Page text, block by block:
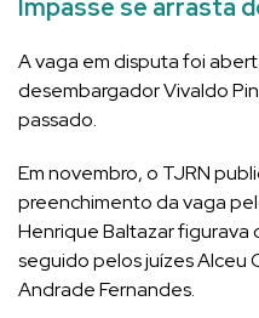
Impasse se arrasta
A vaga em disputa foi
desembargador Vivaldo
passado.
Em novembro, o TJRN
preenchimento da vaga
Henrique Baltazar figurava
seguido pelos juízes Alceu
Andrade Fernandes.